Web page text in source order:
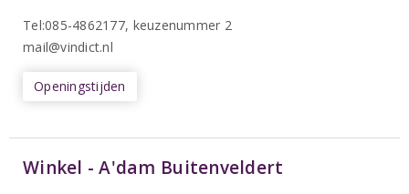
Tel:085-4862177, keuzenummer 2
mail@vindict.nl
Openingstijden
Winkel - A'dam Buitenveldert